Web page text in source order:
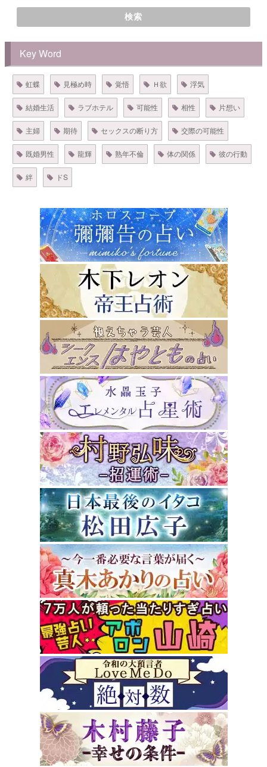
検索
Key Word
虹蝶 見極め時 覚悟 Ｈ欲 浮気
結婚生活 ラブホテル 可能性 相性 片想い
主婦 期待 セックスの断り方 交際の可能性
既婚男性 龍輝 熟年不倫 体の関係 彼の行動
絆 ドS